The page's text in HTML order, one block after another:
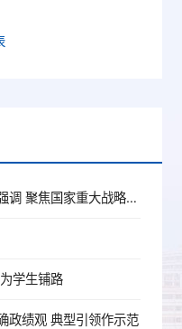
习近平给天津大学全体师生回信强调 聚焦国家重大战略需求提高人才培养质量 更好服务经济社会发展
学生铺路
政绩观 典型引领作示范